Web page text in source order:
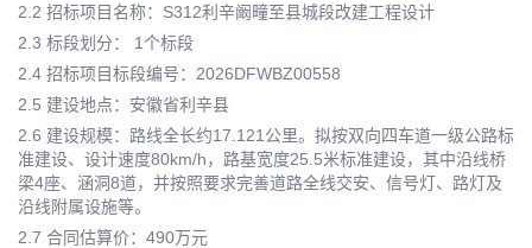
2.2 招标项目名称：S312利辛阚疃至县城段改建工程设计
2.3 标段划分： 1个标段
2.4 招标项目标段编号：2026DFWBZ00558
2.5 建设地点：安徽省利辛县
2.6 建设规模：路线全长约17.121公里。拟按双向四车道一级公路标
准建设、设计速度80km/h，路基宽度25.5米标准建设，其中沿线桥
梁4座、涵洞8道，并按照要求完善道路全线交安、信号灯、路灯及
沿线附属设施等。
2.7 合同估算价：490万元